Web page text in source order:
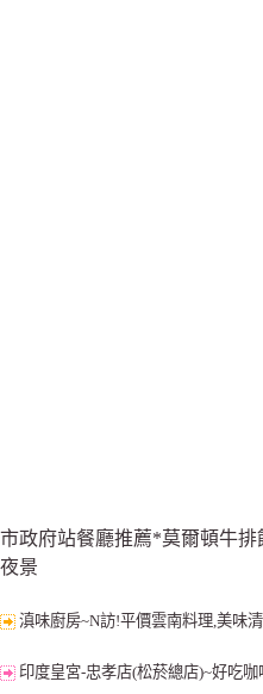
市政府站餐廳推薦*莫爾頓牛排
夜景
滇味廚房~N訪!平價雲南料理,美味
印度皇宮-忠孝店(松菸總店)~好吃